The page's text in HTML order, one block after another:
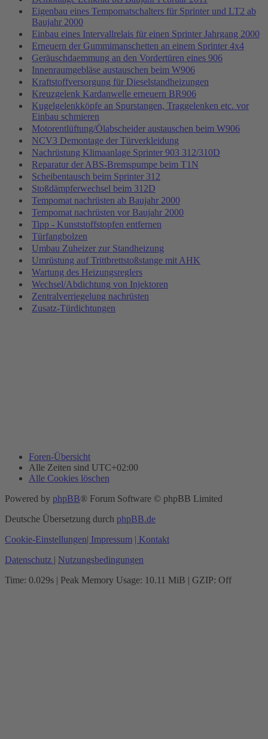
Eigenbau eines Tempomatschalters für Sprinter und LT2 ab
Baujahr 2000
Einbau eines Intervallrelais für einen Sprinter Jahrgang 2000
Erneuern der Gummimanschetten an einem Sprinter 4x4
Geräuschdaemmung an den Vordertüren eines 906
Innenraumgebläse austauschen beim W906
Kraftstoffversorgung für Dieselstandheizungen
Kreuzgelenk Kardanwelle erneuern BR906
Kugelgelenkköpfe an Spurstangen, Traggelenken etc. vor
Einbau schmieren
Motorentlüftung/Ölabscheider austauschen beim W906
NCV3 Demontage der Türverkleidung
Nachrüstung Klimaanlage Sprinter 903 312/310D
Reparatur der ABS-Bremspumpe beim T1N
Scheibentausch beim Sprinter 312
Stoßdämpferwechsel beim 312D
Tempomat nachrüsten ab Baujahr 2000
Tempomat nachrüsten vor Baujahr 2000
Tipp - Kunststoffstopfen entfernen
Türfangbolzen
Umbau Zuheizer zur Standheizung
Umrüstung auf Trittbrettstoßstange mit AHK
Wartung des Heizungsreglers
Wechsel/Abdichtung von Injektoren
Zentralverriegelung nachrüsten
Zusatz-Türdichtungen
Foren-Übersicht
Alle Zeiten sind UTC+02:00
Alle Cookies löschen
Powered by phpBB® Forum Software © phpBB Limited
Deutsche Übersetzung durch phpBB.de
Cookie-Einstellungen| Impressum | Kontakt
Datenschutz | Nutzungsbedingungen
Time: 0.029s | Peak Memory Usage: 10.11 MiB | GZIP: Off